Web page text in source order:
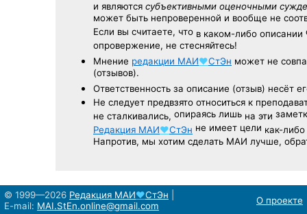
и являются субъективными оценочными
может быть непроверенной и вообще не
Если вы считаете, что в каком-либо описании
опровержение, не стесняйтесь!
Мнение редакции МАИ♥СтЭн может не
(отзывов).
Ответственность за описание (отзыв) несёт
Не следует предвзято относиться к
не сталкивались, опираясь лишь на эти
Редакция МАИ♥СтЭн не имеет цели как-либо
Напротив, мы хотим сделать МАИ лучше,
© 1999—2026 Редакция МАИ♥СтЭн
E-mail: MAI.StEn.online@gmail.com О проекте